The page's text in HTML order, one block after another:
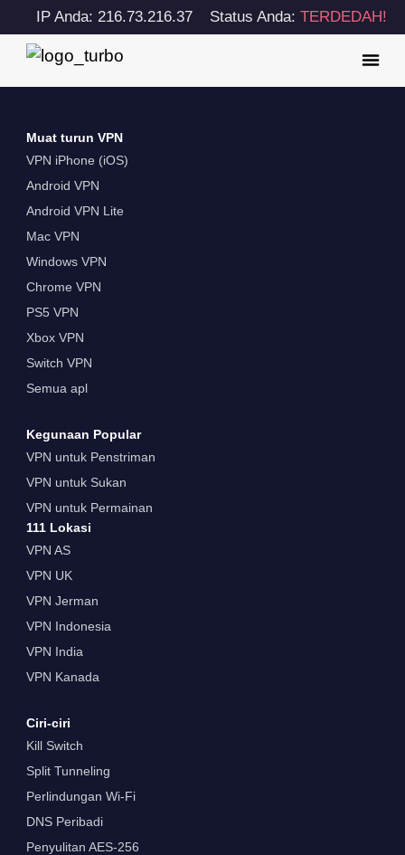
IP Anda: 216.73.216.37 Status Anda: TERDEDAH!
Muat turun VPN
VPN iPhone (iOS)
Android VPN
Android VPN Lite
Mac VPN
Windows VPN
Chrome VPN
PS5 VPN
Xbox VPN
Switch VPN
Semua apl
Kegunaan Popular
VPN untuk Penstriman
VPN untuk Sukan
VPN untuk Permainan
111 Lokasi
VPN AS
VPN UK
VPN Jerman
VPN Indonesia
VPN India
VPN Kanada
Ciri-ciri
Kill Switch
Split Tunneling
Perlindungan Wi-Fi
DNS Peribadi
Penyulitan AES-256